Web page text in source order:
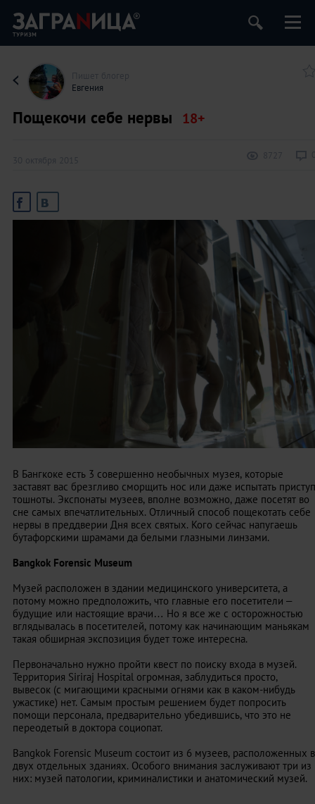
Евгения
Пощекочи себе нервы
В Бангкоке есть 3 совершенно необычных музея, которые
заставят вас брезгливо сморщить нос или даже испытать приступ
тошноты. Экспонаты музеев, вполне возможно, даже посетят во
сне самых впечатлительных. Отличный способ пощекотать себе
нервы в преддверии Дня всех святых. Кого сейчас напугаешь
бутафорскими шрамами да белыми глазными линзами.
Bangkok Forensic Museum
Музей расположен в здании медицинского университета, а
потому можно предположить, что главные его посетители –
будущие или настоящие врачи… Но я все же с осторожностью
вглядывалась в посетителей, потому как начинающим маньякам
такая обширная экспозиция будет тоже интересна.
Первоначально нужно пройти квест по поиску входа в музей.
Территория Siriraj Hospital огромная, заблудиться просто,
вывесок (с мигающими красными огнями как в каком-нибудь
ужастике) нет. Самым простым решением будет попросить
помощи персонала, предварительно убедившись, что это не
переодетый в доктора социопат.
Bangkok Forensic Museum состоит из 6 музеев, расположенных в
двух отдельных зданиях. Особого внимания заслуживают три из
них: музей патологии, криминалистики и анатомический музей.